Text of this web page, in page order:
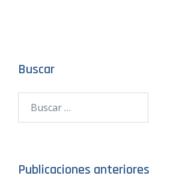
Buscar
Publicaciones anteriores